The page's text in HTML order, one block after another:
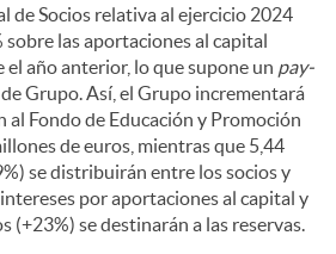
de Socios relativa al ejercicio 2024
las aportaciones al capital
el año anterior, lo que supone un pay-
Grupo. Así, el Grupo incrementará
al Fondo de Educación y Promoción
de euros, mientras que 5,44
se distribuirán entre los socios y
por aportaciones al capital y
(+23%) se destinarán a las reservas.